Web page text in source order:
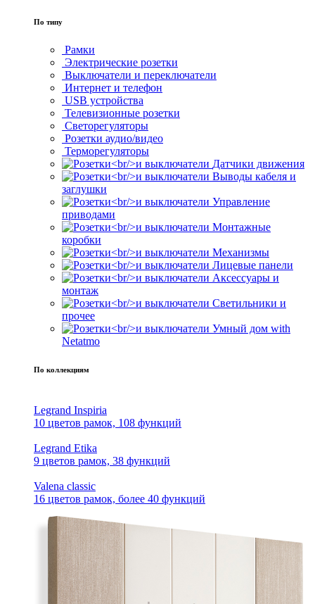
По типу
Рамки
Электрические розетки
Выключатели и переключатели
Интернет и телефон
USB устройства
Телевизионные розетки
Светорегуляторы
Розетки аудио/видео
Терморегуляторы
Датчики движения
Выводы кабеля и
заглушки
Управление
приводами
Монтажные
коробки
Механизмы
Лицевые панели
Аксессуары и
монтаж
Светильники и
прочее
Умный дом with
Netatmo
По коллекциям
Legrand Inspiria
10 цветов рамок, 108 функций
Legrand Etika
9 цветов рамок, 38 функций
Valena classic
16 цветов рамок, более 40 функций